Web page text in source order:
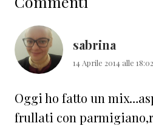
del
lettore
sabrina
14 Aprile 2014 alle 18:02
Oggi ho fatto un
frullati con